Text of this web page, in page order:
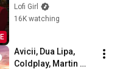
to
Lofi Girl
16K watching
Avicii, Dua Lipa,
Coldplay, Martin